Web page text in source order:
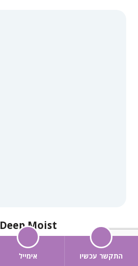
התקשר עכשיו אימייל
Deep Moist
לקנייה